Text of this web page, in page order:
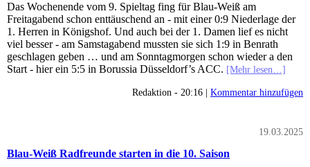
Das Wochenende vom 9. Spieltag fing für Blau-Weiß am
Freitagabend schon enttäuschend an - mit einer 0:9 Niederlage der
1. Herren in Königshof. Und auch bei der 1. Damen lief es nicht
viel besser - am Samstagabend mussten sie sich 1:9 in Benrath
geschlagen geben … und am Sonntagmorgen schon wieder a den
Start - hier ein 5:5 in Borussia Düsseldorf’s ACC. [Mehr lesen…]
Redaktion - 20:16 | Kommentar hinzufügen
19.03.2025
Blau-Weiß Radfreunde starten in die 10. Saison